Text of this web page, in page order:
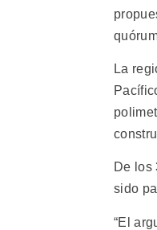
La
De los
sido
“El